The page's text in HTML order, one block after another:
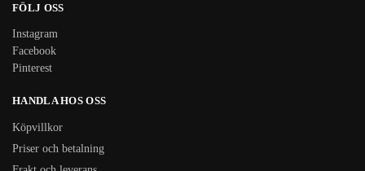
FÖLJ OSS
Instagram
Facebook
Pinterest
HANDLA HOS OSS
Köpvillkor
Priser och betalning